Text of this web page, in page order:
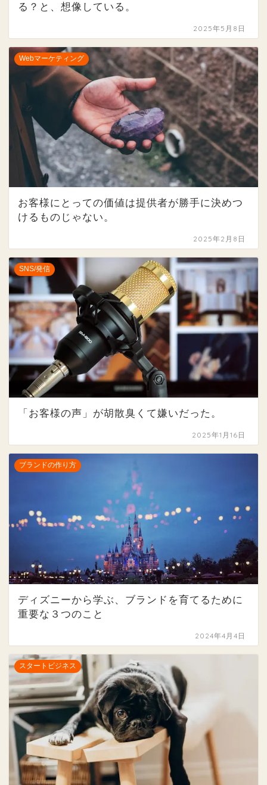
る？と、想像している。
2025年5月8日
Webマーケティング
お客様にとっての価値は提供者が勝手に決めつ
けるものじゃない。
2025年2月8日
SNS/発信
「お客様の声」が胡散臭くて嫌いだった。
2025年1月16日
ブランドの作り方
ディズニーから学ぶ、ブランドを育てるために
重要な３つのこと
2024年4月4日
スタートビジネス